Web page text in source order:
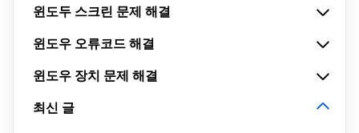
윈도두 스크린 문제 해결
윈도우 오류코드 해결
윈도우 장치 문제 해결
최신 글